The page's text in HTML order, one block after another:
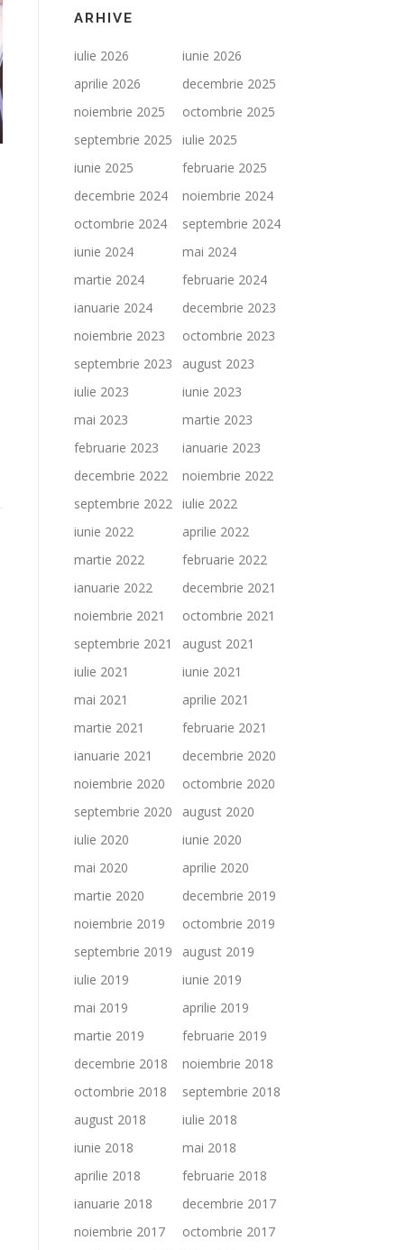
ARHIVE
iulie 2026
iunie 2026
aprilie 2026
decembrie 2025
noiembrie 2025
octombrie 2025
septembrie 2025
iulie 2025
iunie 2025
februarie 2025
decembrie 2024
noiembrie 2024
octombrie 2024
septembrie 2024
iunie 2024
mai 2024
martie 2024
februarie 2024
ianuarie 2024
decembrie 2023
noiembrie 2023
octombrie 2023
septembrie 2023
august 2023
iulie 2023
iunie 2023
mai 2023
martie 2023
februarie 2023
ianuarie 2023
decembrie 2022
noiembrie 2022
septembrie 2022 iulie 2022
iunie 2022
aprilie 2022
martie 2022
februarie 2022
ianuarie 2022
decembrie 2021
noiembrie 2021
octombrie 2021
septembrie 2021
august 2021
iulie 2021
iunie 2021
mai 2021
aprilie 2021
martie 2021
februarie 2021
ianuarie 2021
decembrie 2020
noiembrie 2020
octombrie 2020
septembrie 2020
august 2020
iulie 2020
iunie 2020
mai 2020
aprilie 2020
martie 2020
decembrie 2019
noiembrie 2019
octombrie 2019
septembrie 2019
august 2019
iulie 2019
iunie 2019
mai 2019
aprilie 2019
martie 2019
februarie 2019
decembrie 2018
noiembrie 2018
octombrie 2018
septembrie 2018
august 2018
iulie 2018
iunie 2018
mai 2018
aprilie 2018
februarie 2018
ianuarie 2018
decembrie 2017
noiembrie 2017
octombrie 2017